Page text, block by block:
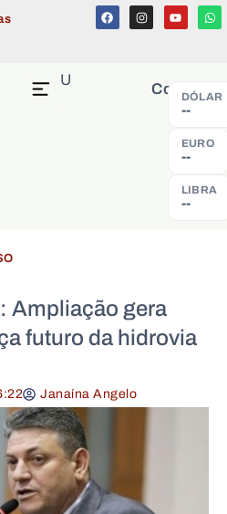
Cotação
DÓLAR
--
EURO
--
LIBRA
--
MENU
Ampliação gera
futuro da hidrovia
Janaína Angelo